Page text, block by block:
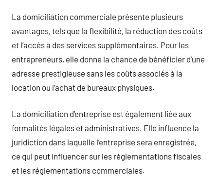
La domiciliation commerciale présente plusieurs
avantages, tels que la flexibilité, la réduction des coûts
et l’accès à des services supplémentaires. Pour les
entrepreneurs, elle donne la chance de bénéficier d’une
adresse prestigieuse sans les coûts associés à la
location ou l’achat de bureaux physiques.
La domiciliation d’entreprise est également liée aux
formalités légales et administratives. Elle influence la
juridiction dans laquelle l’entreprise sera enregistrée,
ce qui peut influencer sur les réglementations fiscales
et les réglementations commerciales.